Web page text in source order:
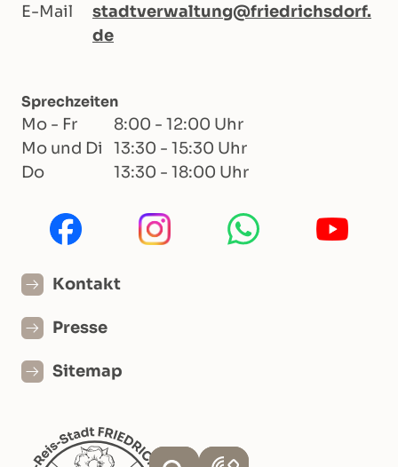
E-Mail
stadtverwaltung@friedrichsdorf.
de
Sprechzeiten
Mo - Fr
8:00 - 12:00 Uhr
Mo und Di
13:30 - 15:30 Uhr
Do
13:30 - 18:00 Uhr
Kontakt
Presse
Sitemap